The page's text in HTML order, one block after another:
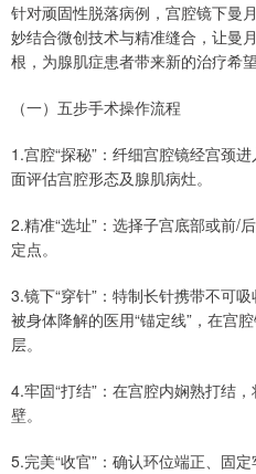
针对顽固性脱落病例，宫腔镜下曼
妙结合微创技术与精准缝合，让曼
根，为腺肌症患者带来新的治疗希望
（一）五步手术操作流程
1.宫腔“探秘”：纤细宫腔镜经宫颈
面评估宫腔形态及腺肌病灶。
2.精准“选址”：选择子宫底部或前/
定点。
3.镜下“穿针”：特制长针携带不可
被身体降解的医用“锚定线”，在宫
层。
4.牢固“打结”：在宫腔内娴熟打结
壁。
5.完美“收官”：确认环位端正、固